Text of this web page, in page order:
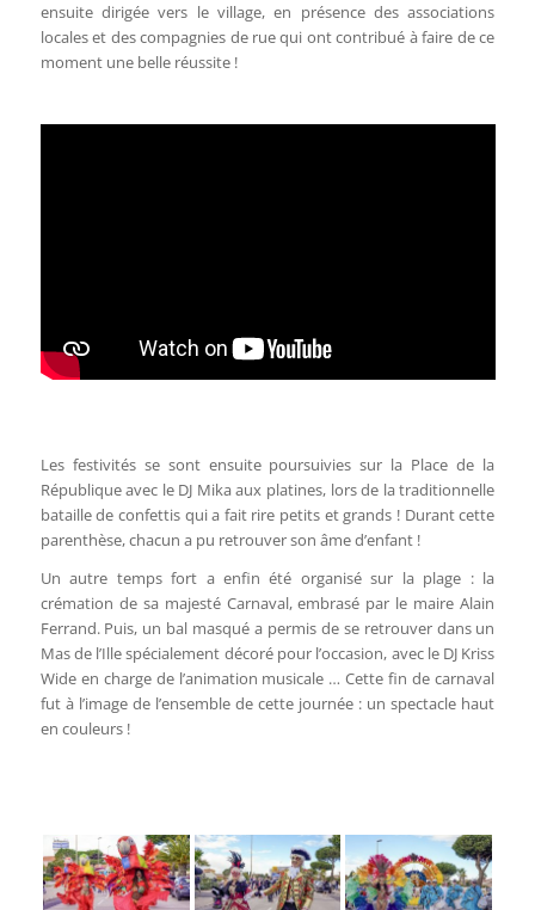
ensuite dirigée vers le village, en présence des associations
locales et des compagnies de rue qui ont contribué à faire de ce
moment une belle réussite !
Les festivités se sont ensuite poursuivies sur la Place de la
République avec le DJ Mika aux platines, lors de la traditionnelle
bataille de confettis qui a fait rire petits et grands ! Durant cette
parenthèse, chacun a pu retrouver son âme d’enfant !
Un autre temps fort a enfin été organisé sur la plage : la
crémation de sa majesté Carnaval, embrasé par le maire Alain
Ferrand. Puis, un bal masqué a permis de se retrouver dans un
Mas de l’Ille spécialement décoré pour l’occasion, avec le DJ Kriss
Wide en charge de l’animation musicale … Cette fin de carnaval
fut à l’image de l’ensemble de cette journée : un spectacle haut
en couleurs !